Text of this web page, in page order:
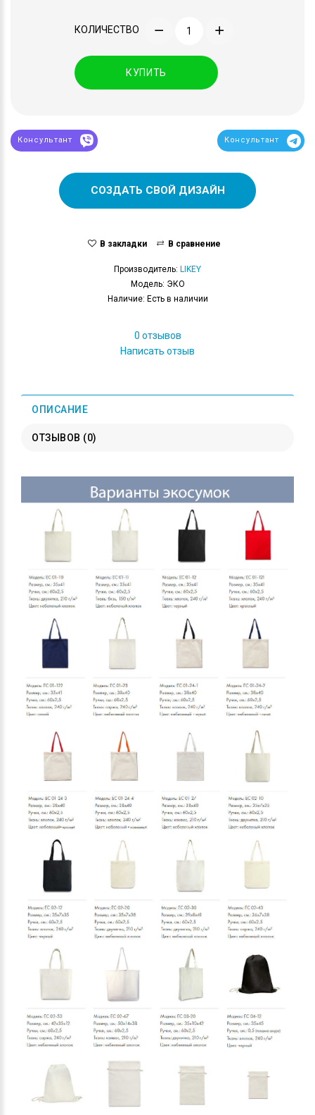
КОЛИЧЕСТВО
КУПИТЬ
Консультант Консультант
СОЗДАТЬ СВОЙ ДИЗАЙН
В закладки В сравнение
Производитель: LIKEY
Модель: ЭКО
Наличие: Есть в наличии
0 отзывов
Написать отзыв
ОПИСАНИЕ
ОТЗЫВОВ (0)